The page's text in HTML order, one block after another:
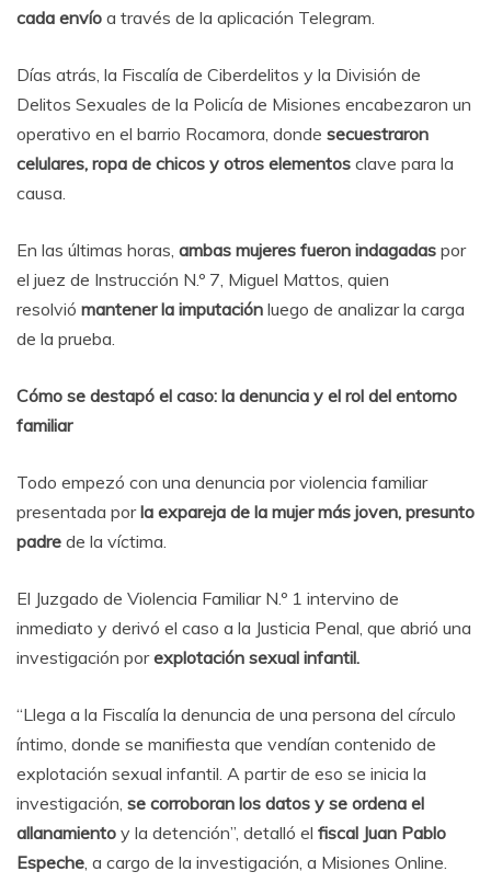
cada envío a través de la aplicación Telegram.
Días atrás, la Fiscalía de Ciberdelitos y la División de
Delitos Sexuales de la Policía de Misiones encabezaron un
operativo en el barrio Rocamora, donde secuestraron
celulares, ropa de chicos y otros elementos clave para la
causa.
En las últimas horas, ambas mujeres fueron indagadas por
el juez de Instrucción N.º 7, Miguel Mattos, quien
resolvió mantener la imputación luego de analizar la carga
de la prueba.
Cómo se destapó el caso: la denuncia y el rol del entorno
familiar
Todo empezó con una denuncia por violencia familiar
presentada porla expareja de la mujer más joven, presunto
padre de la víctima.
El Juzgado de Violencia Familiar N.º 1 intervino de
inmediato y derivó el caso a la Justicia Penal, que abrió una
investigación porexplotación sexual infantil.
“Llega a la Fiscalía la denuncia de una persona del círculo
íntimo, donde se manifiesta que vendían contenido de
explotación sexual infantil. A partir de eso se inicia la
investigación, se corroboran los datos y se ordena el
allanamiento y la detención”, detalló el fiscal Juan Pablo
Espeche , a cargo de la investigación, a Misiones Online.